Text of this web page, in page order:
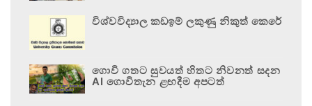
විශ්වවිද්‍යාල කඩඉම් ලකුණු නිකුත් කෙරේ
ගොවි ගතට සුවයත් හිතට නිවනත් සදන
AI ගොවිතැන ළඟදීම අපටත්